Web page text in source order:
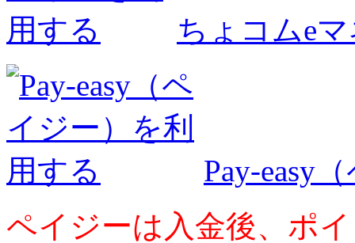
ちょコムe
Pay-easy
ペイジーは入金後、ポ